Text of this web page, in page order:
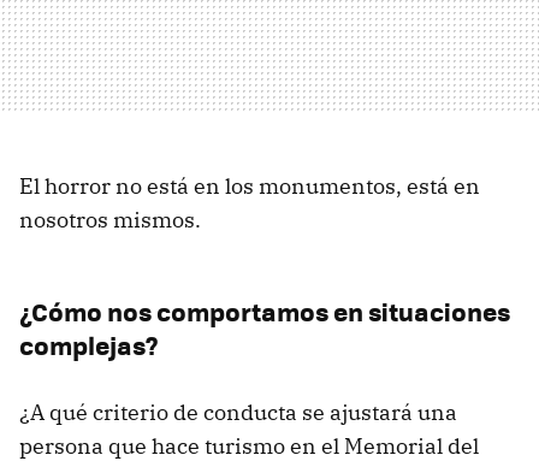
El horror no está en los monumentos, está en
nosotros mismos.
¿Cómo nos comportamos en situaciones
complejas?
¿A qué criterio de conducta se ajustará una
persona que hace turismo en el Memorial del